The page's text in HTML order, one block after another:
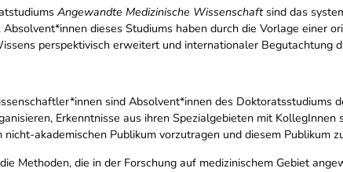
Angewandte Medizinische Wissenschaftsind das
dieses Studiums haben durch die Vorlage einer
perspektivisch erweitert und internationaler
sind Absolvent*innen des Doktoratsstudiums
Erkenntnisse aus ihren Spezialgebieten mit
akademischen Publikum vorzutragen und diesem Publikum
Methoden, die in der Forschung auf medizinischem Gebiet